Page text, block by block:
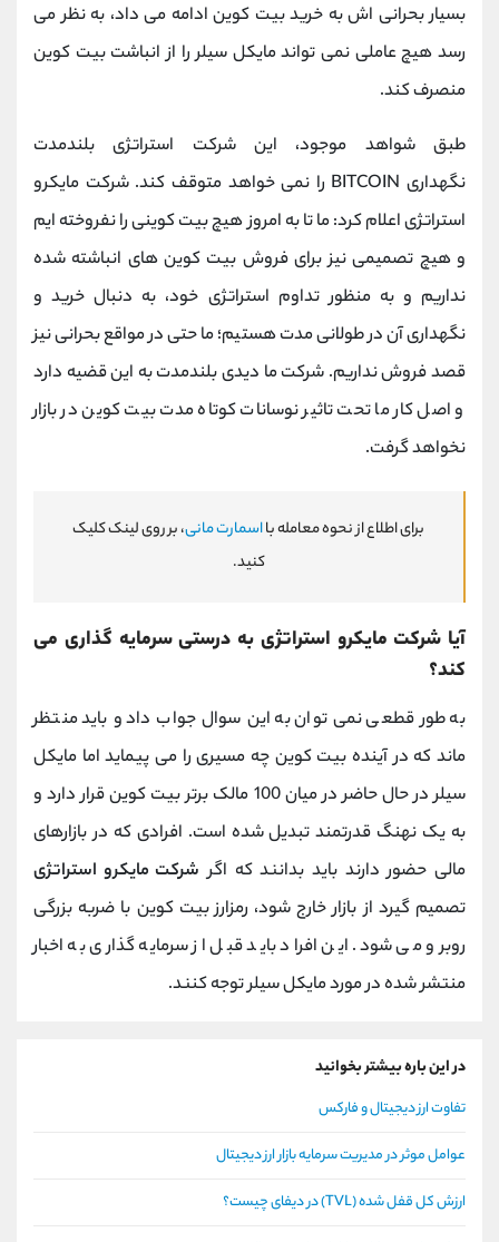
بسیار بحرانی اش به خرید بیت کوین ادامه می داد، به نظر می
رسد هیچ عاملی نمی تواند مایکل سیلر را از انباشت بیت کوین
منصرف کند.
طبق شواهد موجود، این شرکت استراتژی بلندمدت
نگهداری BITCOIN را نمی خواهد متوقف کند. شرکت مایکرو
استراتژی اعلام کرد: ما تا به امروز هیچ بیت کوینی را نفروخته‌ ایم
و هیچ تصمیمی نیز برای فروش بیت کوین های انباشته شده
نداریم و به منظور تداوم استراتژی خود، به دنبال خرید و
نگهداری آن در طولانی مدت هستیم؛ ما حتی در مواقع بحرانی نیز
قصد فروش نداریم. شرکت ما دیدی بلندمدت به این قضیه دارد
و اصل کار ما تحت تاثیر نوسانات کوتاه مدت بیت کوین در بازار
نخواهد گرفت.
برای اطلاع از نحوه معامله بااسمارت مانی، بر روی لینک کلیک
کنید.
آیا شرکت مایکرو استراتژی به درستی سرمایه گذاری می
کند؟
به طور قطعی نمی توان به این سوال جواب داد و باید منتظر
ماند که در آینده بیت کوین چه مسیری را می پیماید اما مایکل
سیلر در حال حاضر در میان 100 مالک برتر بیت کوین قرار دارد و
به یک نهنگ قدرتمند تبدیل شده است. افرادی که در بازارهای
مالی حضور دارند باید بدانند که اگر شرکت مایکرو استراتژی
تصمیم گیرد از بازار خارج شود، رمزارز بیت کوین با ضربه بزرگی
روبرو می شود. این افراد باید قبل از سرمایه گذاری به اخبار
منتشر شده در مورد مایکل سیلر توجه کنند.
در این باره بیشتر بخوانید
تفاوت ارز دیجیتال و فارکس
عوامل موثر در مدیریت سرمایه بازار ارز دیجیتال
ارزش کل قفل شده (TVL) در دیفای چیست؟